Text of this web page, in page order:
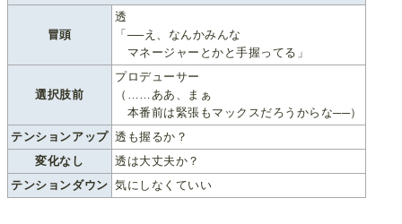
冒頭
透
「──え、なんかみんな
マネージャーとかと手握ってる」
選択肢前
プロデューサー
（……ああ、まぁ
本番前は緊張もマックスだろうからな──）
テンションアップ 透も握るか？
変化なし
透は大丈夫か？
テンションダウン 気にしなくていい